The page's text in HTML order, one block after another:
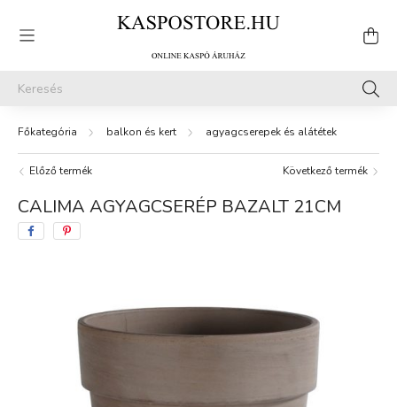
balkon és kert agyagcserepek és alátétek
Előző termék Következő termék
CALIMA AGYAGCSERÉP BAZALT 21CM